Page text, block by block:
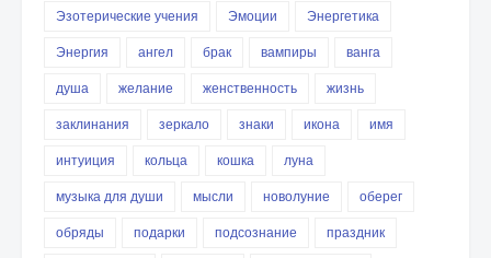
Эзотерические учения
Эмоции
Энергетика
Энергия
ангел брак вампиры
ванга
душа
желание женственность
жизнь
заклинания
зеркало знаки икона
имя
интуиция
кольца кошка
луна
музыка для души
мысли новолуние
оберег
обряды
подарки подсознание
праздник